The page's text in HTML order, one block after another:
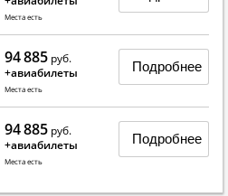
Места есть
94 885 руб.
+авиабилеты
Места есть
Подробнее
94 885 руб.
+авиабилеты
Места есть
Подробнее